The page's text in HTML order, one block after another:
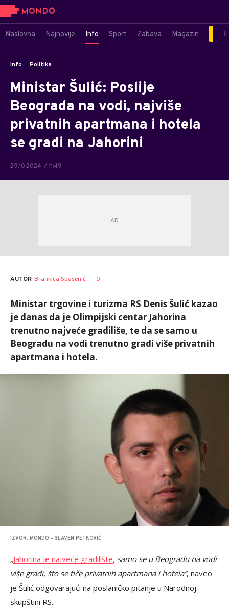
Naslovna Najnovije Info Sport Zabava Magazin
Info Politika
Ministar Šulić: Poslije
Beograda na vodi, najviše
privatnih apartmana i hotela
se gradi na Jahorini
29.10.2024. / 11:49
AUTOR Brankica Spasenić 0
Ministar trgovine i turizma RS Denis Šulić kazao
je danas da je Olimpijski centar Jahorina
trenutno najveće gradiliše, te da se samo u
Beogradu na vodi trenutno gradi više privatnih
apartmana i hotela.
IZVOR: MONDO - SLAVEN PETKOVIĆ
„Jahorina je najveće gradilište, samo se u Beogradu na vodi
više gradi, što se tiče privatnih apartmana i hotela“, naveo
je Šulić odgovarajući na poslaničko pitanje u Narodnoj
skupštini RS.